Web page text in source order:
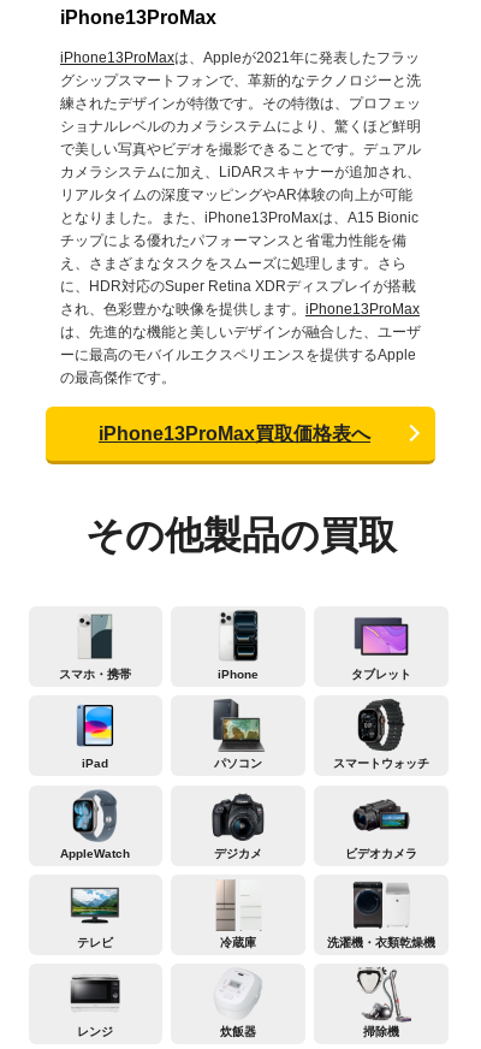
iPhone13ProMax
iPhone13ProMaxは、Appleが2021年に発表したフラッ
グシップスマートフォンで、革新的なテクノロジーと洗
練されたデザインが特徴です。その特徴は、プロフェッ
ショナルレベルのカメラシステムにより、驚くほど鮮明
で美しい写真やビデオを撮影できることです。デュアル
カメラシステムに加え、LiDARスキャナーが追加され、
リアルタイムの深度マッピングやAR体験の向上が可能
となりました。また、iPhone13ProMaxは、A15 Bionic
チップによる優れたパフォーマンスと省電力性能を備
え、さまざまなタスクをスムーズに処理します。さら
に、HDR対応のSuper Retina XDRディスプレイが搭載
され、色彩豊かな映像を提供します。 iPhone13ProMax
は、先進的な機能と美しいデザインが融合した、ユーザ
ーに最高のモバイルエクスペリエンスを提供するApple
の最高傑作です。
iPhone13ProMax買取価格表へ
その他製品の買取
スマホ・携帯 iPhone タブレット
iPad パソコン スマートウォッチ
AppleWatch デジカメ ビデオカメラ
テレビ 冷蔵庫 洗濯機・衣類乾燥機
レンジ 炊飯器 掃除機